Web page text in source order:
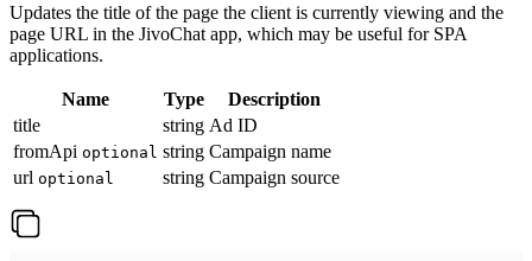
Updates the title of the page the client is currently viewing and the
page URL in the JivoChat app, which may be useful for SPA
applications.
Name Type
Description
title
string Ad ID
fromApi optional string Campaign name
url optional string Campaign source